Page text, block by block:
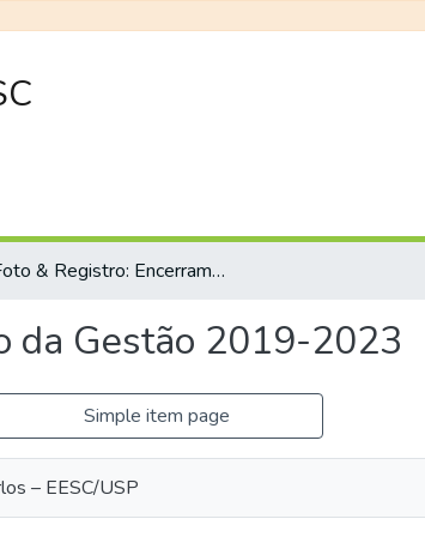
Foto & Registro: Encerramento da Gestão 2019-2023
da Gestão 2019-2023
Simple item page
– EESC/USP